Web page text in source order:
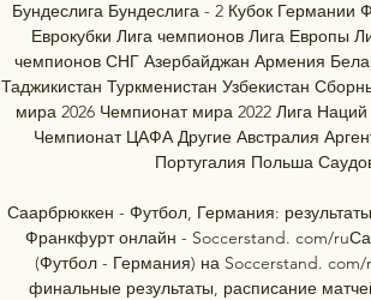
Бундеслига Бундеслига - 2 Кубок Германии
Еврокубки Лига чемпионов Лига Европы
чемпионов СНГ Азербайджан Армения
Таджикистан Туркменистан Узбекистан
мира 2026 Чемпионат мира 2022 Лига
Чемпионат ЦАФА Другие Австралия
Португалия Польша
Саарбрюккен - Футбол, Германия:
Франкфурт онлайн - Soccerstand. com/
(Футбол - Германия) на Soccerstand.
финальные результаты, расписание